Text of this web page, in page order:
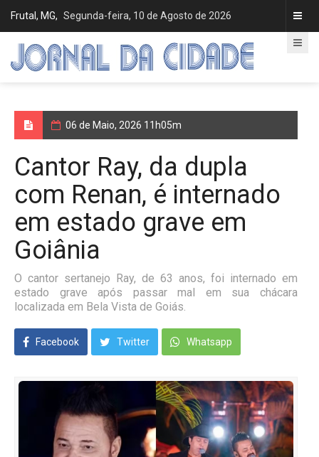
Frutal, MG, Segunda-feira, 10 de Agosto de 2026
06 de Maio, 2026 11h05m
Cantor Ray, da dupla
com Renan, é internado
em estado grave em
Goiânia
O cantor sertanejo Ray, de 63 anos, foi internado em
estado grave após passar mal em sua chácara
localizada em Bela Vista de Goiás.
Facebook Twitter Whatsapp